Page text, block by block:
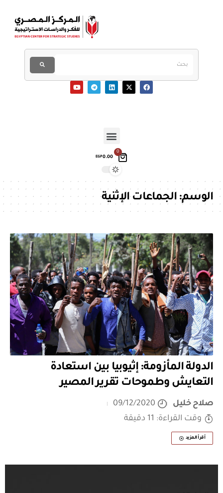
0
EGP0.00
الوسم:الجماعات الإثنية
الدولة المأزومة: إثيوبيا بين استعادة
التعايش وطموحات تقرير المصير
صلاح خليل
09/12/2020
وقت القراءة: 11 دقيقة
أقرأ المزيد